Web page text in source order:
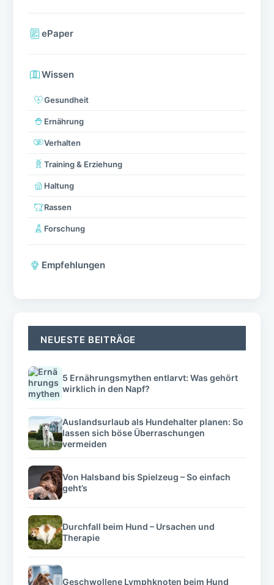
ePaper
Wissen
Gesundheit
Ernährung
Verhalten
Training & Erziehung
Haltung
Rassen
Forschung
Empfehlungen
NEUESTE BEITRÄGE
5 Ernährungsmythen entlarvt: Was gehört
wirklich in den Napf?
Auslandsurlaub als Hundehalter planen: So
lassen sich böse Überraschungen
vermeiden
Von Halsband bis Spielzeug – So einfach
geht’s
Durchfall beim Hund – Ursachen und
Therapie
Geschwollene Lymphknoten beim Hund